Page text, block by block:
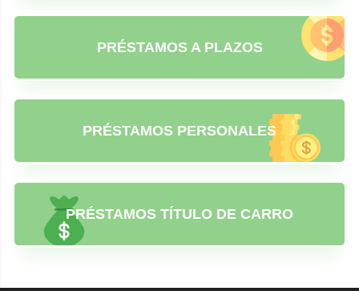
PRÉSTAMOS A PLAZOS
PRÉSTAMOS PERSONALES
PRÉSTAMOS TÍTULO DE CARRO